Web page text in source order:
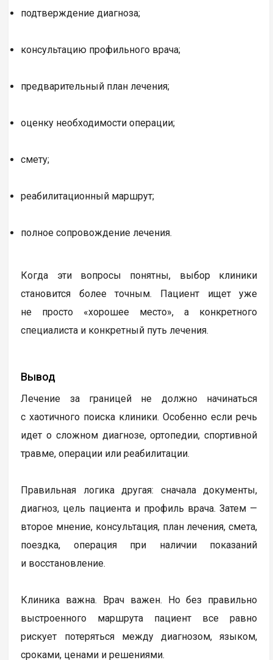
подтверждение диагноза;
консультацию профильного врача;
предварительный план лечения;
оценку необходимости операции;
смету;
реабилитационный маршрут;
полное сопровождение лечения.
Когда эти вопросы понятны, выбор клиники
становится более точным. Пациент ищет уже
не просто «хорошее место», а конкретного
специалиста и конкретный путь лечения.
Вывод
Лечение за границей не должно начинаться
с хаотичного поиска клиники. Особенно если речь
идет о сложном диагнозе, ортопедии, спортивной
травме, операции или реабилитации.
Правильная логика другая: сначала документы,
диагноз, цель пациента и профиль врача. Затем —
второе мнение, консультация, план лечения, смета,
поездка, операция при наличии показаний
и восстановление.
Клиника важна. Врач важен. Но без правильно
выстроенного маршрута пациент все равно
рискует потеряться между диагнозом, языком,
сроками, ценами и решениями.